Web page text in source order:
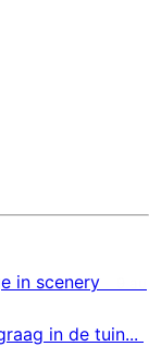
in scenery
in de tuin...